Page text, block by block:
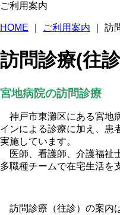
ご利用案内
HOME ご利用案内 訪
訪問診療(往
宮地病院の訪問診療
神戸市東灘区にある宮地
インによる診療に加え、患
実施しています。
医師、看護師、介護福祉
多職種チームで在宅生活を
訪問診療（往診）の案内